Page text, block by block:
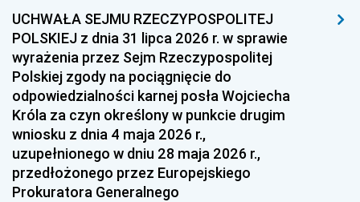
1954 1953 1952
1951 1950 1949
1948 1947
1939 1938 1937
1936 1930
UCHWAŁA SEJMU RZECZYPOSPOLITEJ
POLSKIEJ z dnia 31 lipca 2026 r. w sprawie
wyrażenia przez Sejm Rzeczypospolitej
Polskiej zgody na pociągnięcie do
odpowiedzialności karnej posła Wojciecha
Króla za czyn określony w punkcie drugim
wniosku z dnia 4 maja 2026 r.,
uzupełnionego w dniu 28 maja 2026 r.,
przedłożonego przez Europejskiego
Prokuratora Generalnego